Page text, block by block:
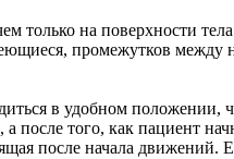
только на поверхности
промежутков между
в удобном положении,
после того, как пациент
после начала движений.